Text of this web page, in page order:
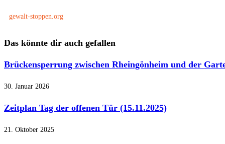
gewalt-stoppen.org
Das könnte dir auch gefallen
Brückensperrung zwischen Rheingönheim und der
30. Januar 2026
Zeitplan Tag der offenen Tür (15.11.2025)
21. Oktober 2025